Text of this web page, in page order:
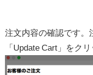
注文内容の確認です。
「Update Cart」をク